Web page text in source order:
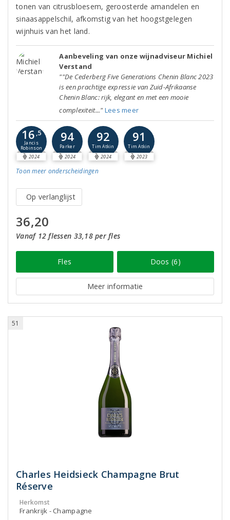
tonen van citrusbloesem, geroosterde amandelen en
sinaasappelschil, afkomstig van het hoogstgelegen
wijnhuis van het land.
Aanbeveling van onze wijnadviseur Michiel
Verstand
""De Cederberg Five Generations Chenin Blanc 2023
is een prachtige expressie van Zuid-Afrikaanse
Chenin Blanc: rijk, elegant en met een mooie
complexiteit..." Lees meer
16 ,5
Jancis
Robinson
2024
94
Parker
2024
92
Tim Atkin
2024
91
Tim Atkin
2023
Toon meer onderscheidingen
Op verlanglijst
36,20
Vanaf 12 flessen 33,18 per fles
Fles Doos (6)
Meer informatie
51
Charles Heidsieck Champagne Brut
Réserve
Herkomst
Frankrijk - Champagne